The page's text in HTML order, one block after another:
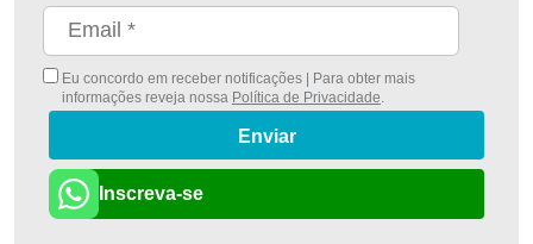
Eu concordo em receber notificações | Para obter mais
informações reveja nossa Política de Privacidade
Enviar
Inscreva-se